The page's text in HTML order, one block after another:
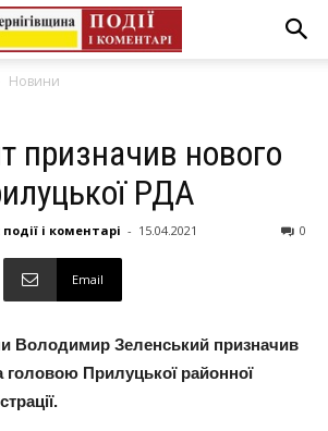
Новини
призначив нового
РДА
і коментарі - 15.04.2021 0
Email
Володимир Зеленський призначив
головою Прилуцької районної